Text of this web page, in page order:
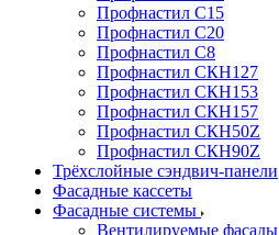
Профнастил С15
Профнастил С20
Профнастил С8
Профнастил СКН127
Профнастил СКН153
Профнастил СКН157
Профнастил СКН50Z
Профнастил СКН90Z
Трёхслойные сэндвич-панели
Фасадные кассеты
Фасадные системы
Вентилируемые фасады